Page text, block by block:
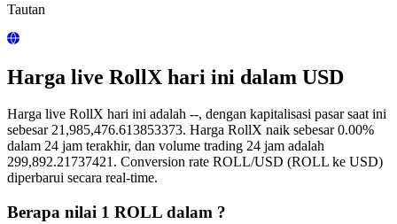
Tautan
Harga live RollX hari ini dalam USD
Harga live RollX hari ini adalah --, dengan kapitalisasi pasar saat ini
sebesar 21,985,476.613853373. Harga RollX naik sebesar 0.00%
dalam 24 jam terakhir, dan volume trading 24 jam adalah
299,892.21737421. Conversion rate ROLL/USD (ROLL ke USD)
diperbarui secara real-time.
Berapa nilai 1 ROLL dalam ?